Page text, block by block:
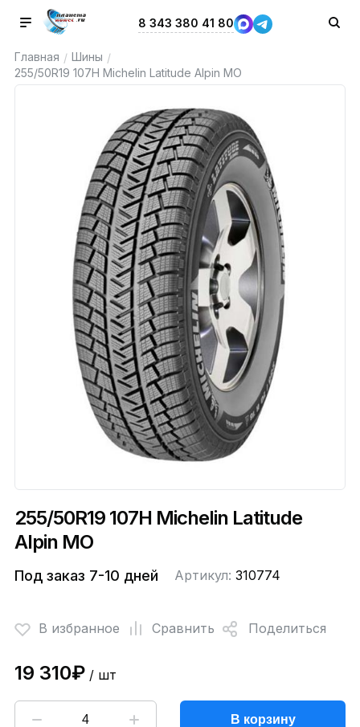
8 343 380 41 80
Главная / Шины /
255/50R19 107H Michelin Latitude Alpin MO
255/50R19 107H Michelin Latitude
Alpin MO
Под заказ 7-10 дней Артикул: 310774
В избранное Сравнить Поделиться
19 310₽/ шт
В корзину